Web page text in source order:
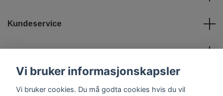
Kundeservice
Vi bruker informasjonskapsler
Vi bruker cookies. Du må godta cookies hvis du vil